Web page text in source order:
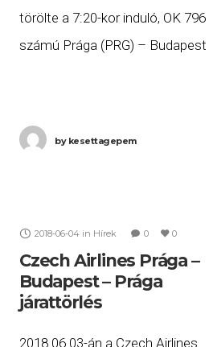
törölte a 7:20-kor induló, OK 796
számú Prága (PRG) – Budapest
Prága (PRG) járatait.
bykesettagepem
2018-06-04 in Hírek 0 0
Czech Airlines Prága –
Budapest – Prága
járattörlés
2018.06.03-án a Czech Airlines